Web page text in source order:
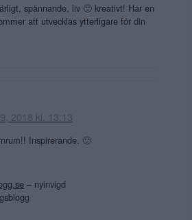
spännande, liv 🙂 kreativt! Har en
att utvecklas ytterligare för din
2018 kl. 13:13
Inspirerande. 🙂
– nyinvigd